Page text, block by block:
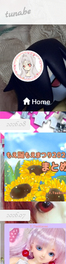
tuna.be
Home
2026.08
2026.07